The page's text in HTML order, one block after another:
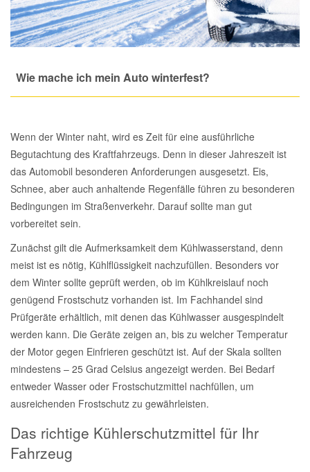
Wie mache ich mein Auto winterfest?
Wenn der Winter naht, wird es Zeit für eine ausführliche
Begutachtung des Kraftfahrzeugs. Denn in dieser Jahreszeit ist
das Automobil besonderen Anforderungen ausgesetzt. Eis,
Schnee, aber auch anhaltende Regenfälle führen zu besonderen
Bedingungen im Straßenverkehr. Darauf sollte man gut
vorbereitet sein.
Zunächst gilt die Aufmerksamkeit dem Kühlwasserstand, denn
meist ist es nötig, Kühlflüssigkeit nachzufüllen. Besonders vor
dem Winter sollte geprüft werden, ob im Kühlkreislauf noch
genügend Frostschutz vorhanden ist. Im Fachhandel sind
Prüfgeräte erhältlich, mit denen das Kühlwasser ausgespindelt
werden kann. Die Geräte zeigen an, bis zu welcher Temperatur
der Motor gegen Einfrieren geschützt ist. Auf der Skala sollten
mindestens – 25 Grad Celsius angezeigt werden. Bei Bedarf
entweder Wasser oder Frostschutzmittel nachfüllen, um
ausreichenden Frostschutz zu gewährleisten.
Das richtige Kühlerschutzmittel für Ihr
Fahrzeug
Heizung und Klimaanlage
Kühlung
Lenkung
Motor
Innenausstattung
Räder und Reifen
Riementrieb
Zündanlage und Glühanlage
Montage
Rostlöser
Scheibenkleber
Schmiermittel
Total Motoröle
Druckluft Werkzeuge
Halterung Abgasstrang
Handwerkzeuge
Kfz Spezialwerkzeuge
Leitungsverbinder
Motortechnik Werkzeuge
Prüf- und Messwerkzeuge
Reparatur-Zubehör
Karosserie Werkzeug
Glühlampen
Kofferraumwanne
Ladetechnik für Elektroautos
Marderschutz
Nachrüstwischer
Pannenhilfe
Reifen Zubehör
Schlüsselgehäuse
Werkstattbedarf
Winter-Autozubehör
VW Ersatzteile
Alfa Romeo Ersatzteile
Audi Ersatzteile
BMW Ersatzteile
Chevrolet Ersatzteile
Chrysler Ersatzteile
Cupra Ersatzteile
Daewoo Ersatzteile
Daihatsu Ersatzteile
Honda Ersatzteile